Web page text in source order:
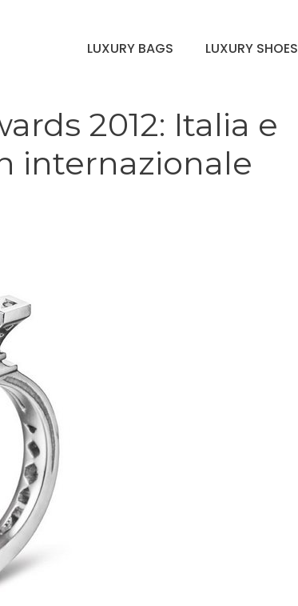
LUXURY BAGS LUXURY SHOES
2012: Italia e
internazionale